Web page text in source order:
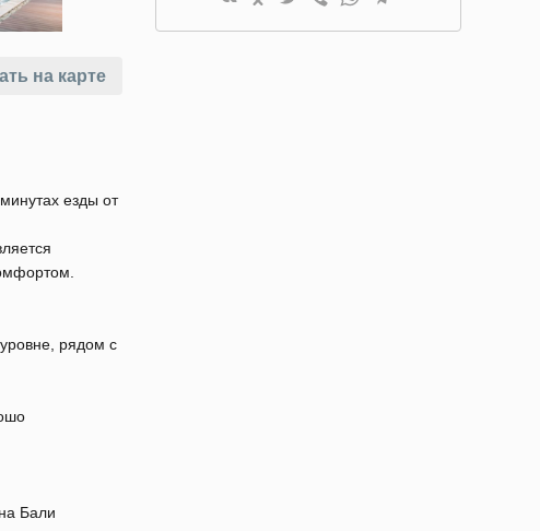
на карте
езды от
рядом с
Бали